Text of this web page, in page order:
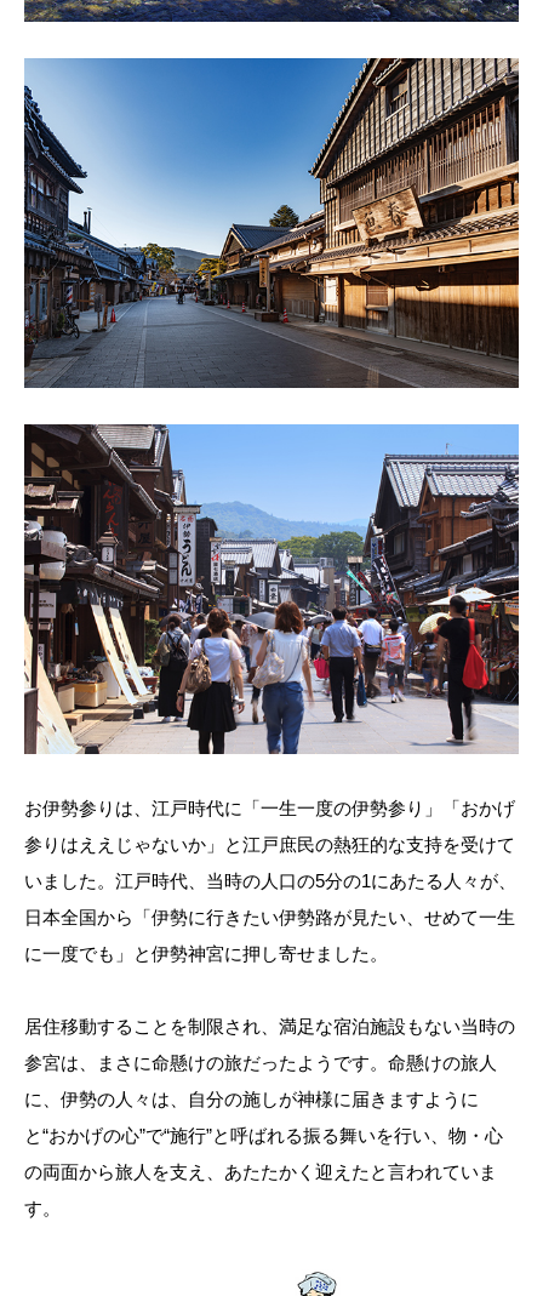
お伊勢参りは、江戸時代に「一生一度の伊勢参り」「おかげ
参りはええじゃないか」と江戸庶民の熱狂的な支持を受けて
いました。江戸時代、当時の人口の5分の1にあたる人々が、
日本全国から「伊勢に行きたい伊勢路が見たい、せめて一生
に一度でも」と伊勢神宮に押し寄せました。
居住移動することを制限され、満足な宿泊施設もない当時の
参宮は、まさに命懸けの旅だったようです。命懸けの旅人
に、伊勢の人々は、自分の施しが神様に届きますように
と“おかげの心”で“施行”と呼ばれる振る舞いを行い、物・心
の両面から旅人を支え、あたたかく迎えたと言われていま
す。